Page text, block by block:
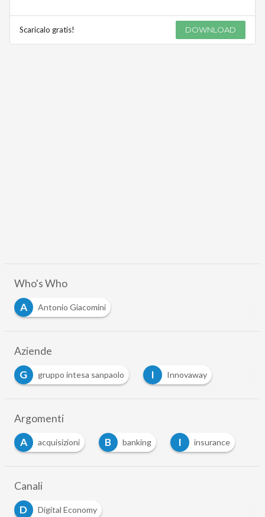
Scaricalo gratis! DOWNLOAD
Who's Who
A
Antonio Giacomini
Aziende
G
gruppo intesa sanpaolo I Innovaway
Argomenti
A
acquisizioni B banking I insurance
Canali
D
Digital Economy